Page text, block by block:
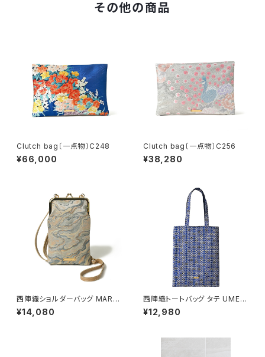
その他の商品
Clutch bag〔一点物〕C248
¥66,000
Clutch bag〔一点物〕C256
¥38,280
西陣織ショルダーバッグ MARB
LE / NSS5
¥14,080
西陣織トートバッグ タテ UME /
NTL5
¥12,980